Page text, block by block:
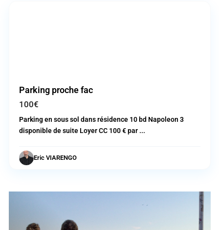
Parking proche fac
100€
Parking en sous sol dans résidence 10 bd Napoleon 3
disponible de suite Loyer CC 100 € par ...
Eric VIARENGO